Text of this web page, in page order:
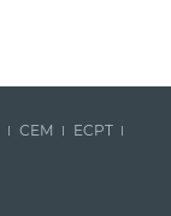
СЕМ
ECPT